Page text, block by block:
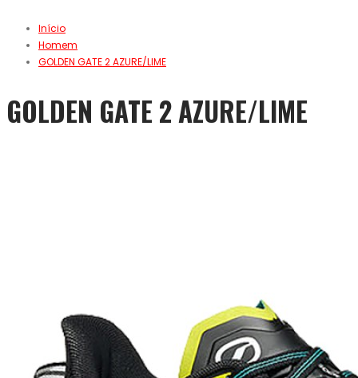
Início
Homem
GOLDEN GATE 2 AZURE/LIME
GOLDEN GATE 2 AZURE/LIME